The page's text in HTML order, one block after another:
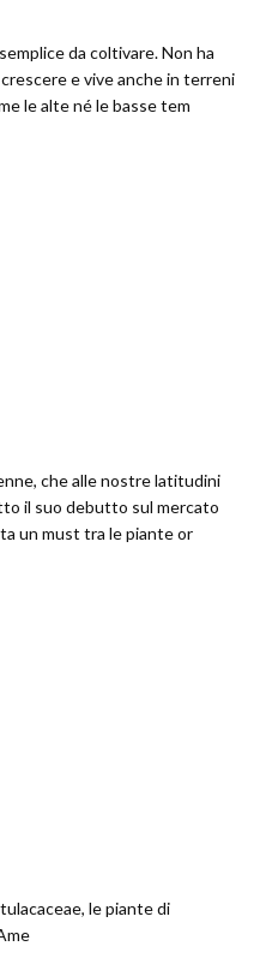
da coltivare. Non ha
e vive anche in terreni
le alte né le basse tem
che alle nostre latitudini
il suo debutto sul mercato
un must tra le piante or
le piante di